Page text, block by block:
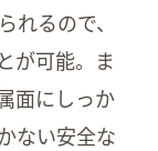
れるので、
が可能。ま
面にしっか
ない安全な